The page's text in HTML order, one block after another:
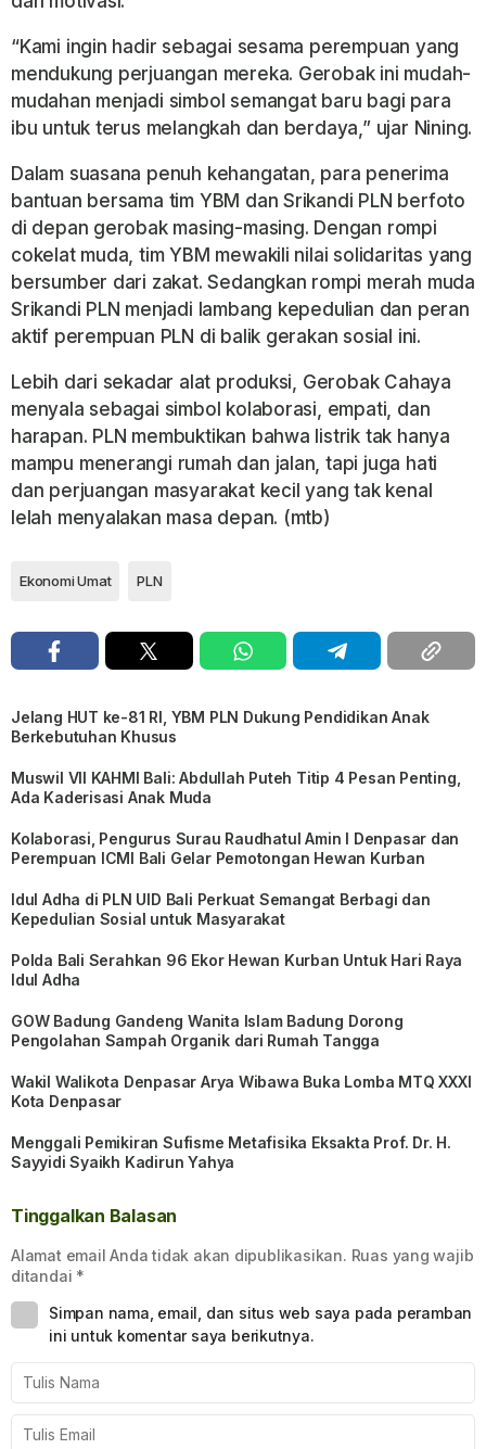
“Kami ingin hadir sebagai sesama perempuan yang
mendukung perjuangan mereka. Gerobak ini mudah-
mudahan menjadi simbol semangat baru bagi para
ibu untuk terus melangkah dan berdaya,” ujar Nining.
Dalam suasana penuh kehangatan, para penerima
bantuan bersama tim YBM dan Srikandi PLN berfoto
di depan gerobak masing-masing. Dengan rompi
cokelat muda, tim YBM mewakili nilai solidaritas yang
bersumber dari zakat. Sedangkan rompi merah muda
Srikandi PLN menjadi lambang kepedulian dan peran
aktif perempuan PLN di balik gerakan sosial ini.
Lebih dari sekadar alat produksi, Gerobak Cahaya
menyala sebagai simbol kolaborasi, empati, dan
harapan. PLN membuktikan bahwa listrik tak hanya
mampu menerangi rumah dan jalan, tapi juga hati
dan perjuangan masyarakat kecil yang tak kenal
lelah menyalakan masa depan. (mtb)
Ekonomi Umat PLN
Jelang HUT ke-81 RI, YBM PLN Dukung Pendidikan Anak
Berkebutuhan Khusus
Muswil VII KAHMI Bali: Abdullah Puteh Titip 4 Pesan Penting,
Ada Kaderisasi Anak Muda
Kolaborasi, Pengurus Surau Raudhatul Amin I Denpasar dan
Perempuan ICMI Bali Gelar Pemotongan Hewan Kurban
Idul Adha di PLN UID Bali Perkuat Semangat Berbagi dan
Kepedulian Sosial untuk Masyarakat
Polda Bali Serahkan 96 Ekor Hewan Kurban Untuk Hari Raya
Idul Adha
GOW Badung Gandeng Wanita Islam Badung Dorong
Pengolahan Sampah Organik dari Rumah Tangga
Wakil Walikota Denpasar Arya Wibawa Buka Lomba MTQ XXXI
Kota Denpasar
Menggali Pemikiran Sufisme Metafisika Eksakta Prof. Dr. H.
Sayyidi Syaikh Kadirun Yahya
Tinggalkan Balasan
Alamat email Anda tidak akan dipublikasikan. Ruas yang wajib
ditandai *
Simpan nama, email, dan situs web saya pada peramban
ini untuk komentar saya berikutnya.